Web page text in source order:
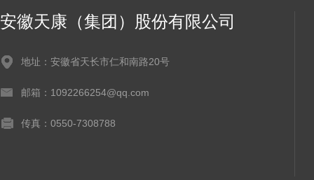
安徽天康（集团）股份有限公司
地址：安徽省天长市仁和南路20号
邮箱：1092266254@qq.com
传真：0550-7308788